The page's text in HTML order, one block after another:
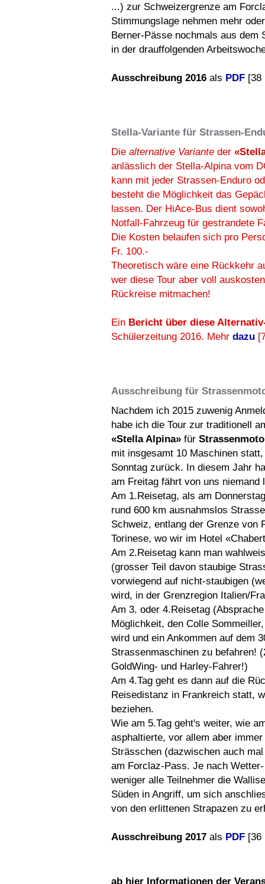
...) zur Schweizergrenze am
Stimmungslage nehmen mehr
Berner-Pässe nochmals aus dem
in der drauffolgenden
Ausschreibung 2016 als PDF [38
Stella-Variante für Strassen-
Die alternative Variante der
anlässlich der Stella-Alpina vom
kann mit jeder Strassen-Enduro
besteht die Möglichkeit das
lassen. Der HiAce-Bus dient
Notfall-Fahrzeug für gestrandete
Die Kosten belaufen sich pro
Fr. 100.-
Theoretisch wäre eine Rückkehr
wer diese Tour aber voll
Rückreise mitmachen!
Ein Bericht über diese
Schülerzeitung 2016. Mehr dazu
Ausschreibung für
Nachdem ich 2015 zuwenig
habe ich die Tour zur traditionell
«Stella Alpina» für
mit insgesamt 10 Maschinen
Sonntag zurück. In diesem Jahr
am Freitag fährt von uns niemand
Am 1.Reisetag, als am
rund 600 km ausnahmslos
Schweiz, entlang der Grenze von
Torinese, wo wir im Hotel
Am 2.Reisetag kann man
(grosser Teil davon staubige
vorwiegend auf nicht-staubigen
wird, in der Grenzregion Italien/
Am 3. oder 4.Reisetag
Möglichkeit, den Colle
wird und ein Ankommen auf dem
Strassenmaschinen zu befahren!
GoldWing- und Harley-Fahrer!)
Am 4.Tag geht es dann auf die
Reisedistanz in Frankreich statt,
beziehen.
Wie am 5.Tag geht's weiter, wie
asphaltierte, vor allem aber
Strässchen (dazwischen auch
am Forclaz-Pass. Je nach
weniger alle Teilnehmer die
Süden in Angriff, um sich
von den erlittenen Strapazen zu
Ausschreibung 2017 als PDF [36
ab hier Informationen der